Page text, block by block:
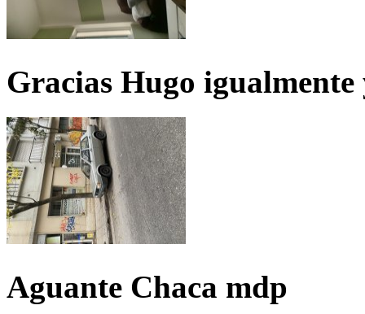
Gracias Hugo igualmente
Aguante Chaca mdp